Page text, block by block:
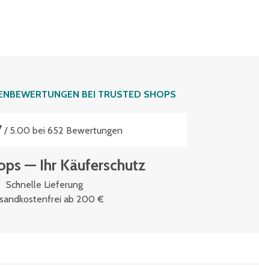
BEI TRUSTED SHOPS
/ 5.00 bei 652 Bewertungen
— Ihr Käuferschutz
Schnelle Lieferung
ab 200 €